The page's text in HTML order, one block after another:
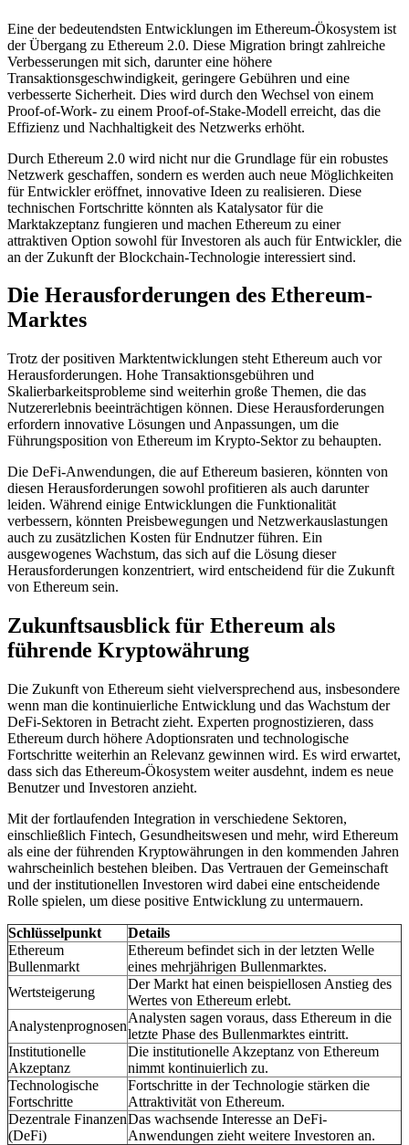
Eine der bedeutendsten Entwicklungen im Ethereum-Ökosystem ist
der Übergang zu Ethereum 2.0. Diese Migration bringt zahlreiche
Verbesserungen mit sich, darunter eine höhere
Transaktionsgeschwindigkeit, geringere Gebühren und eine
verbesserte Sicherheit. Dies wird durch den Wechsel von einem
Proof-of-Work- zu einem Proof-of-Stake-Modell erreicht, das die
Effizienz und Nachhaltigkeit des Netzwerks erhöht.
Durch Ethereum 2.0 wird nicht nur die Grundlage für ein robustes
Netzwerk geschaffen, sondern es werden auch neue Möglichkeiten
für Entwickler eröffnet, innovative Ideen zu realisieren. Diese
technischen Fortschritte könnten als Katalysator für die
Marktakzeptanz fungieren und machen Ethereum zu einer
attraktiven Option sowohl für Investoren als auch für Entwickler, die
an der Zukunft der Blockchain-Technologie interessiert sind.
Die Herausforderungen des Ethereum-
Marktes
Trotz der positiven Marktentwicklungen steht Ethereum auch vor
Herausforderungen. Hohe Transaktionsgebühren und
Skalierbarkeitsprobleme sind weiterhin große Themen, die das
Nutzererlebnis beeinträchtigen können. Diese Herausforderungen
erfordern innovative Lösungen und Anpassungen, um die
Führungsposition von Ethereum im Krypto-Sektor zu behaupten.
Die DeFi-Anwendungen, die auf Ethereum basieren, könnten von
diesen Herausforderungen sowohl profitieren als auch darunter
leiden. Während einige Entwicklungen die Funktionalität
verbessern, könnten Preisbewegungen und Netzwerkauslastungen
auch zu zusätzlichen Kosten für Endnutzer führen. Ein
ausgewogenes Wachstum, das sich auf die Lösung dieser
Herausforderungen konzentriert, wird entscheidend für die Zukunft
von Ethereum sein.
Zukunftsausblick für Ethereum als
führende Kryptowährung
Die Zukunft von Ethereum sieht vielversprechend aus, insbesondere
wenn man die kontinuierliche Entwicklung und das Wachstum der
DeFi-Sektoren in Betracht zieht. Experten prognostizieren, dass
Ethereum durch höhere Adoptionsraten und technologische
Fortschritte weiterhin an Relevanz gewinnen wird. Es wird erwartet,
dass sich das Ethereum-Ökosystem weiter ausdehnt, indem es neue
Benutzer und Investoren anzieht.
Mit der fortlaufenden Integration in verschiedene Sektoren,
einschließlich Fintech, Gesundheitswesen und mehr, wird Ethereum
als eine der führenden Kryptowährungen in den kommenden Jahren
wahrscheinlich bestehen bleiben. Das Vertrauen der Gemeinschaft
und der institutionellen Investoren wird dabei eine entscheidende
Rolle spielen, um diese positive Entwicklung zu untermauern.
Schlüsselpunkt
Details
Ethereum
Bullenmarkt
Ethereum befindet sich in der letzten Welle
eines mehrjährigen Bullenmarktes.
Wertsteigerung
Der Markt hat einen beispiellosen Anstieg des
Wertes von Ethereum erlebt.
Analystenprognosen
Analysten sagen voraus, dass Ethereum in die
letzte Phase des Bullenmarktes eintritt.
Institutionelle
Akzeptanz
Die institutionelle Akzeptanz von Ethereum
nimmt kontinuierlich zu.
Technologische
Fortschritte
Fortschritte in der Technologie stärken die
Attraktivität von Ethereum.
Dezentrale Finanzen
(DeFi)
Das wachsende Interesse an DeFi-
Anwendungen zieht weitere Investoren an.